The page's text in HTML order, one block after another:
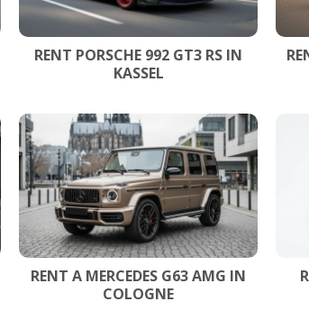
RENT PORSCHE 992 GT3 RS IN
KASSEL
RENT A MERCEDES G63 AMG IN
COLOGNE